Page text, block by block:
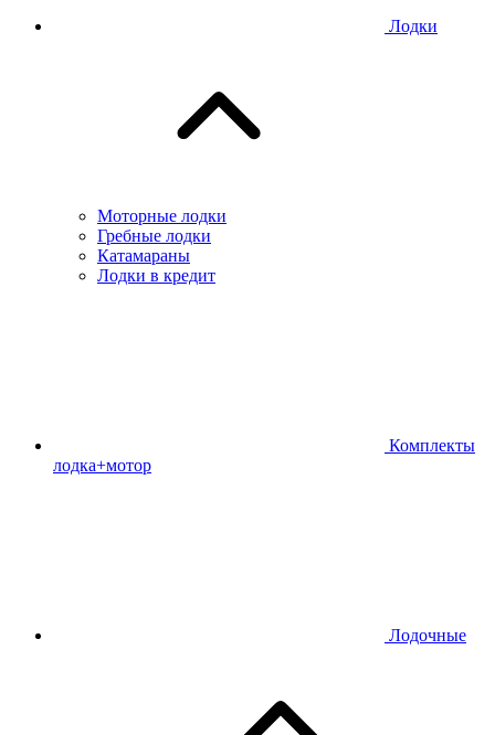
Лодки
Моторные лодки
Гребные лодки
Катамараны
Лодки в кредит
Комплекты
лодка+мотор
Лодочные